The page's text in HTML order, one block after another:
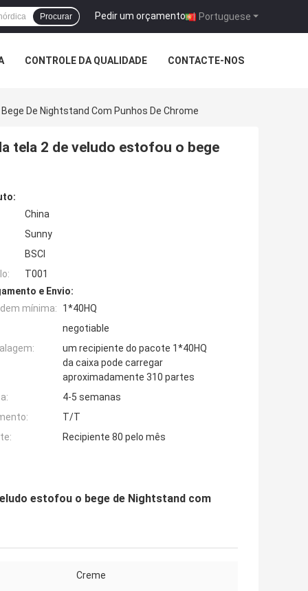
Portuguese
Pedir um orçamento |
Procurar
CONTROLE DA QUALIDADE CONTACTE-NOS
De Nightstand Com Punhos De Chrome
tela 2 de veludo estofou o bege
China
Sunny
BSCI
T001
e Envio:
mínima:
1*40HQ
negotiable
um recipiente do pacote 1*40HQ
da caixa pode carregar
aproximadamente 310 partes
4-5 semanas
T/T
Recipiente 80 pelo mês
estofou o bege de Nightstand com
Creme